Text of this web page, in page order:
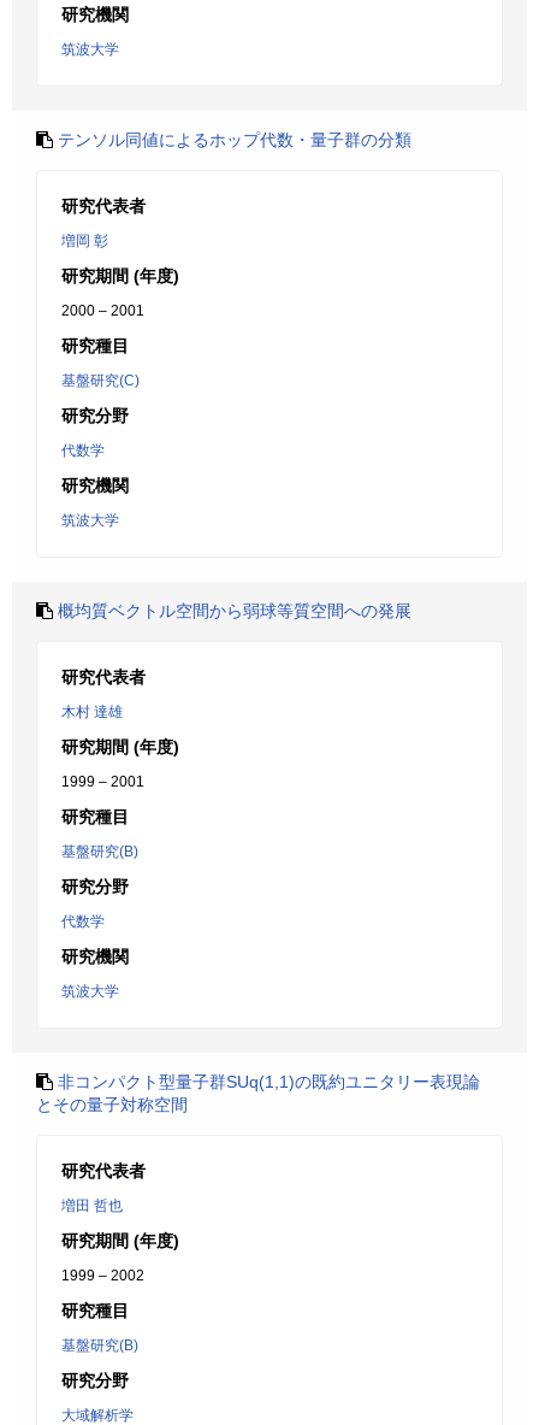
研究機関
筑波大学
テンソル同値によるホップ代数・量子群の分類
研究代表者
増岡 彰
研究期間 (年度)
2000 – 2001
研究種目
基盤研究(C)
研究分野
代数学
研究機関
筑波大学
概均質ベクトル空間から弱球等質空間への発展
研究代表者
木村 達雄
研究期間 (年度)
1999 – 2001
研究種目
基盤研究(B)
研究分野
代数学
研究機関
筑波大学
非コンパクト型量子群SUq(1,1)の既約ユニタリー表現論
とその量子対称空間
研究代表者
増田 哲也
研究期間 (年度)
1999 – 2002
研究種目
基盤研究(B)
研究分野
大域解析学